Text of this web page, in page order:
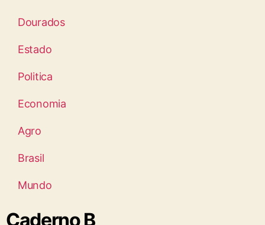
Dourados
Estado
Politica
Economia
Agro
Brasil
Mundo
Caderno B